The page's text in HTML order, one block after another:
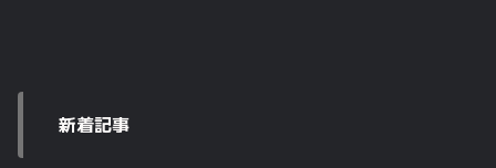
新着記事